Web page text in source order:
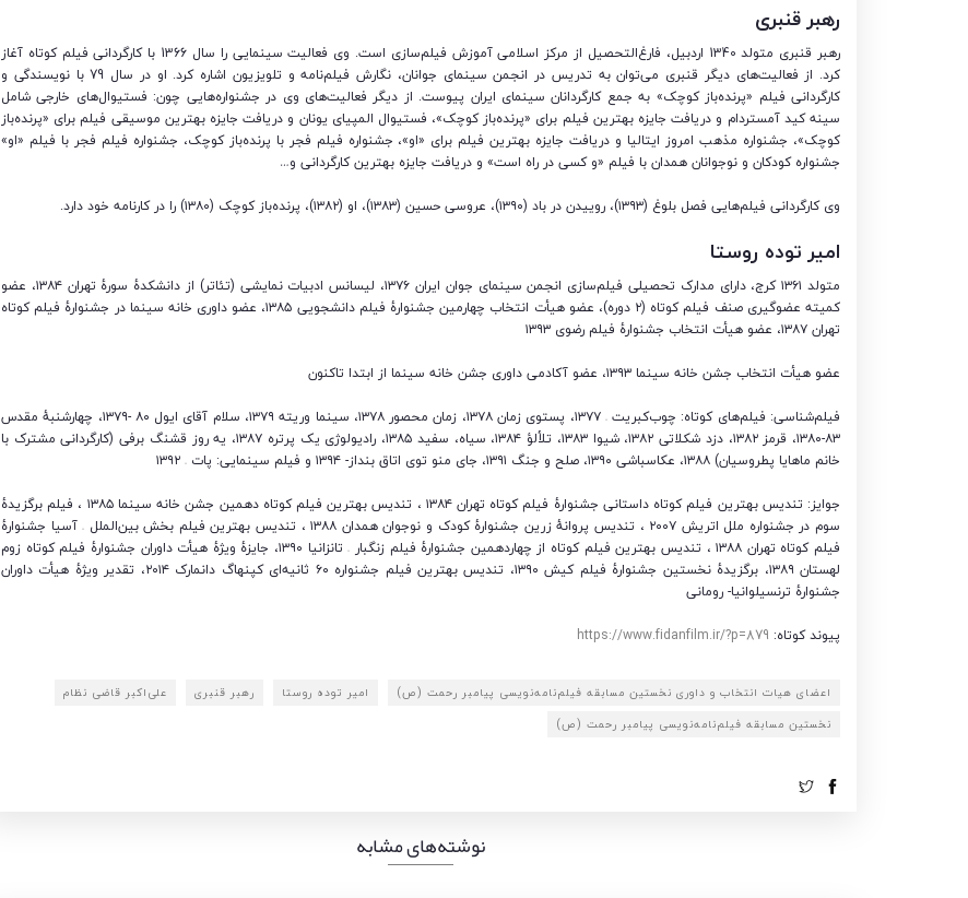
رهبر قنبری
رهبر قنبری متولد 1340 اردبیل، فارغ‌التحصیل از مرکز اسلامی آموزش فیلم‌سازی است. وی فعالیت سینمایی را سال 1366 با کارگردانی فیلم کوتاه آغاز
کرد. از فعالیت‌های دیگر قنبری می‌توان به تدریس در انجمن سینمای جوانان، نگارش فیلم‌نامه و تلویزیون اشاره کرد. او در سال 79 با نویسندگی و
کارگردانی فیلم «پرنده‌باز کوچک» به جمع کارگردانان سینمای ایران پیوست. از دیگر فعالیت‌های وی در جشنواره‌هایی چون: فستیوال‌های خارجی شامل
سینه کید آمستردام و دریافت جایزه بهترین فیلم برای «پرنده‌باز کوچک»، فستیوال المپیای یونان و دریافت جایزه بهترین موسیقی فیلم برای «پرنده‌باز
کوچک»، جشنواره مذهب امروز ایتالیا و دریافت جایزه بهترین فیلم برای «او»، جشنواره فیلم فجر با پرنده‌باز کوچک، جشنواره فیلم فجر با فیلم «او»
جشنواره کودکان و نوجوانان همدان با فیلم «و کسی در راه است» و دریافت جایزه بهترین کارگردانی و…
وی کارگردانی فیلم‌هایی فصل بلوغ (۱۳۹۳)، روییدن در باد (۱۳۹۰)، عروسی حسین (۱۳۸۳)، او (۱۳۸۲)، پرنده‌باز کوچک (۱۳۸۰) را در کارنامه خود دارد.
امیر توده روستا
متولد ۱۳۶۱ کرج، دارای مدارک تحصیلی فیلم‌سازی انجمن سینمای جوان ایران ۱۳۷۶، لیسانس ادبیات نمایشی (تئاتر) از دانشکدهٔ سورهٔ تهران ۱۳۸۴، عضو
کمیته عضوگیری صنف فیلم کوتاه (۲ دوره)، عضو هیأت انتخاب چهارمین جشنوارهٔ فیلم دانشجویی ۱۳۸۵، عضو داوری خانه سینما در جشنوارهٔ فیلم کوتاه
تهران ۱۳۸۷، عضو هیأت انتخاب جشنوارهٔ فیلم رضوی ۱۳۹۳
عضو هیأت انتخاب جشن خانه سینما ۱۳۹۳، عضو آکادمی داوری جشن خانه سینما از ابتدا تاکنون
فیلم‌شناسی: فیلم‌های کوتاه: چوب‌کبریت – ۱۳۷۷، پستوی زمان ۱۳۷۸، زمان محصور ۱۳۷۸، سینما وریته ۱۳۷۹، سلام آقای ایول ۸۰ -۱۳۷۹، چهارشنبهٔ مقدس
۸۳-۱۳۸۰، قرمز ۱۳۸۲، دزد شکلاتی ۱۳۸۲، شیوا ۱۳۸۳، تلألؤ ۱۳۸۴، سیاه، سفید ۱۳۸۵، رادیولوژی یک پرتره ۱۳۸۷، یه روز قشنگ برفی (کارگردانی مشترک با
خانم ماهایا پطروسیان) ۱۳۸۸، عکاسباشی ۱۳۹۰، صلح و جنگ ۱۳۹۱، جای منو توی اتاق بنداز- ۱۳۹۴ و فیلم سینمایی: پات – ۱۳۹۲
جوایز: تندیس بهترین فیلم کوتاه داستانی جشنوارهٔ فیلم کوتاه تهران ۱۳۸۴ ، تندیس بهترین فیلم کوتاه دهمین جشن خانه سینما ۱۳۸۵ ، فیلم برگزیدهٔ
سوم در جشنواره ملل اتریش ۲۰۰۷ ، تندیس پروانهٔ زرین جشنوارهٔ کودک و نوجوان همدان ۱۳۸۸ ، تندیس بهترین فیلم بخش بین‌الملل – آسیا جشنوارهٔ
فیلم کوتاه تهران ۱۳۸۸ ، تندیس بهترین فیلم کوتاه از چهاردهمین جشنوارهٔ فیلم زنگبار – تانزانیا ۱۳۹۰، جایزهٔ ویژهٔ هیأت داوران جشنوارهٔ فیلم کوتاه زوم
لهستان ۱۳۸۹، برگزیدهٔ نخستین جشنوارهٔ فیلم کیش ۱۳۹۰، تندیس بهترین فیلم جشنواره ۶۰ ثانیه
ای کپنهاگ دانمارک ۲۰۱۴، تقدیر ویژهٔ هیأت داوران
جشنوارهٔ ترنسیلوانیا- رومانی
پیوند کوتاه: https://www.fidanfilm.ir/?p=879
اعضای هیات انتخاب و داوری نخستین مسابقه فیلم‌نامه‌نویسی پیامبر رحمت (ص) امیر توده روستا رهبر قنبری
علی‌اکبر قاضی نظام
نخستین مسابقه فیلم‌نامه‌نویسی پیامبر رحمت (ص)
نوشته‌های مشابه